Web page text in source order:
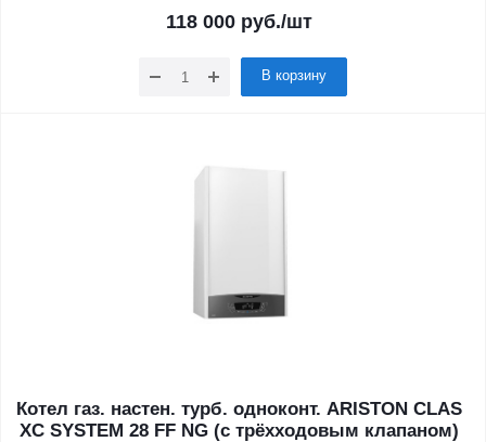
118 000 руб./шт
В корзину
Котел газ. настен. турб. одноконт. ARISTON CLAS
XC SYSTEM 28 FF NG (c трёхходовым клапаном)